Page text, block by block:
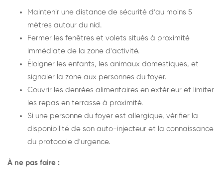
Maintenir une distance de sécurité d'au moins 5
mètres autour du nid.
Fermer les fenêtres et volets situés à proximité
immédiate de la zone d'activité.
Éloigner les enfants, les animaux domestiques, et
signaler la zone aux personnes du foyer.
Couvrir les denrées alimentaires en extérieur et limiter
les repas en terrasse à proximité.
Si une personne du foyer est allergique, vérifier la
disponibilité de son auto-injecteur et la connaissance
du protocole d'urgence.
À ne pas faire :